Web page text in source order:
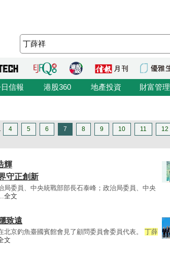
信報 港股360 地產投資 財富管理
4 5 6 7 8 9 10 11 12
輝
守正創新
局委員、中央統戰部部長石泰峰；政治局委員、中央
全文
致遠
北京釣魚臺國賓館會見了顧問委員會委員代表。 丁薛
文